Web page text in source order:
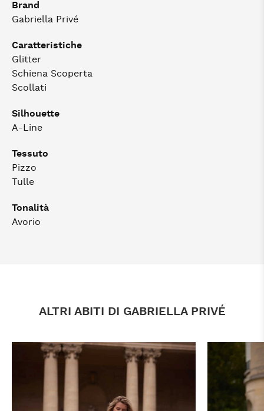
Brand
Gabriella Privé
Caratteristiche
Glitter
Schiena Scoperta
Scollati
Silhouette
A-Line
Tessuto
Pizzo
Tulle
Tonalità
Avorio
ALTRI ABITI DI GABRIELLA PRIVÉ